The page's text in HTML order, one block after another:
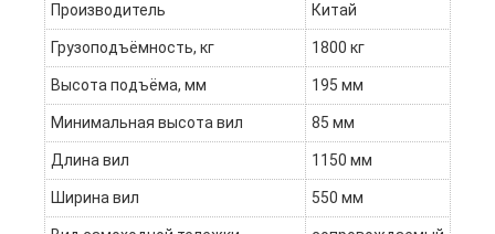
Производитель Китай
Грузоподъёмность, кг 1800 кг
Высота подъёма, мм 195 мм
Минимальная высота вил 85 мм
Длина вил 1150 мм
Ширина вил 550 мм